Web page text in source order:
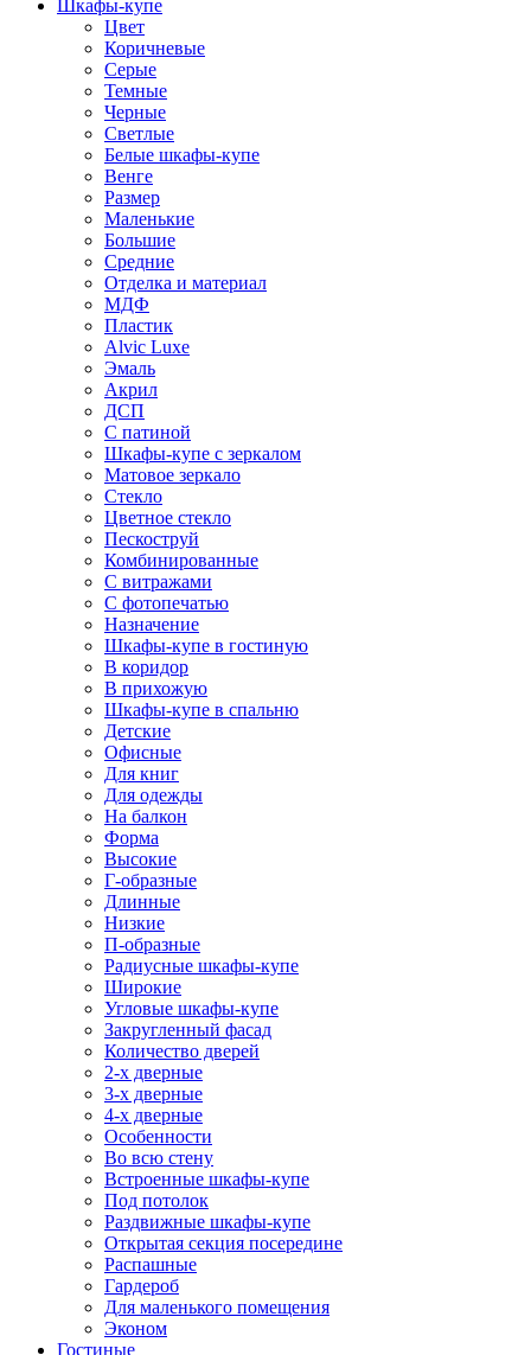
Шкафы-купе
Цвет
Коричневые
Серые
Темные
Черные
Светлые
Белые шкафы-купе
Венге
Размер
Маленькие
Большие
Средние
Отделка и материал
МДФ
Пластик
Alvic Luxe
Эмаль
Акрил
ДСП
С патиной
Шкафы-купе с зеркалом
Матовое зеркало
Стекло
Цветное стекло
Пескоструй
Комбинированные
С витражами
С фотопечатью
Назначение
Шкафы-купе в гостиную
В коридор
В прихожую
Шкафы-купе в спальню
Детские
Офисные
Для книг
Для одежды
На балкон
Форма
Высокие
Г-образные
Длинные
Низкие
П-образные
Радиусные шкафы-купе
Широкие
Угловые шкафы-купе
Закругленный фасад
Количество дверей
2-х дверные
3-х дверные
4-х дверные
Особенности
Во всю стену
Встроенные шкафы-купе
Под потолок
Раздвижные шкафы-купе
Открытая секция посередине
Распашные
Гардероб
Для маленького помещения
Эконом
Гостиные